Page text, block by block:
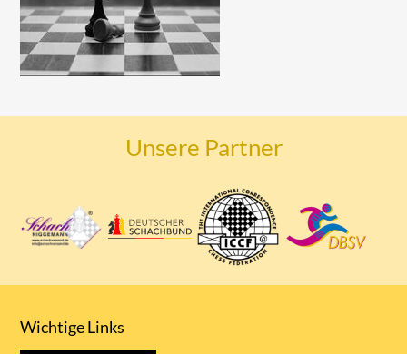
Unsere Partner
Wichtige Links